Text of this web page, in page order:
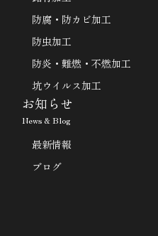
防腐・防カビ加工
防虫加工
防炎・難燃・不燃加工
坑ウイルス加工
お知らせ
News & Blog
最新情報
ブログ